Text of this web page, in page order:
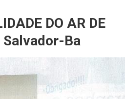
DO AR DE
Salvador-Ba